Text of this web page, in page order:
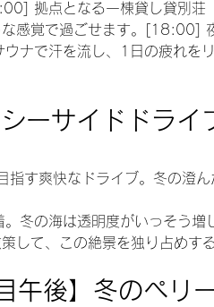
拠点となる一棟貸し貸別荘
感覚で過ごせます。[18:00]
ナで汗を流し、1日の疲れを
ーサイドドライ
指す爽快なドライブ。冬の澄
冬の海は透明度がいっそう増
して、この絶景を独り占めす
午後】冬のペリ